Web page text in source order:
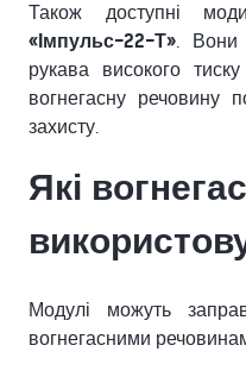
Також доступні
«Імпульс-22-Т». Вони
рукава високого
вогнегасну речовину
захисту.
Які
Модулі можуть
вогнегасними